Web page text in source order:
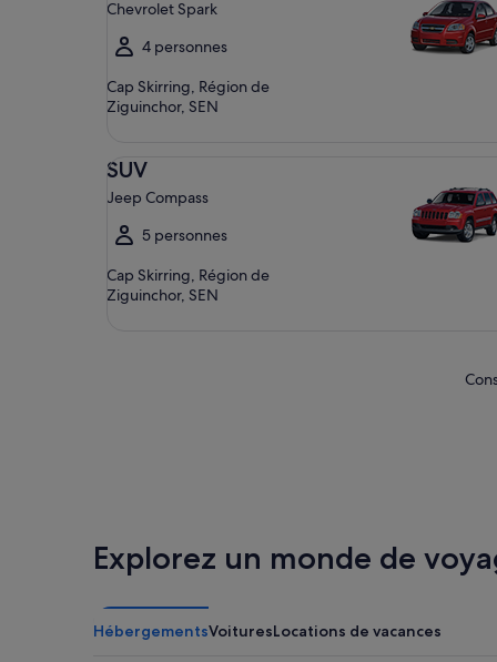
Chevrolet Spark
4 personnes
Cap Skirring, Région de
Ziguinchor, SEN
SUV
Jeep Compass
5 personnes
Cap Skirring, Région de
Ziguinchor, SEN
Explorez un monde de
HébergementsVoituresLocations de vacances